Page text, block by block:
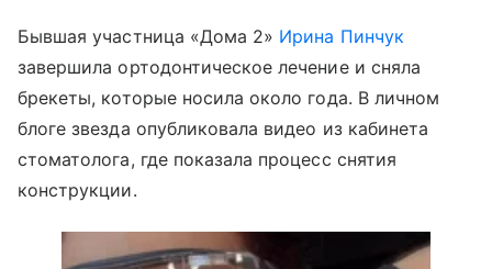
Бывшая участница «Дома 2» Ирина Пинчук
завершила ортодонтическое лечение и сняла
брекеты, которые носила около года. В личном
блоге звезда опубликовала видео из кабинета
стоматолога, где показала процесс снятия
конструкции.